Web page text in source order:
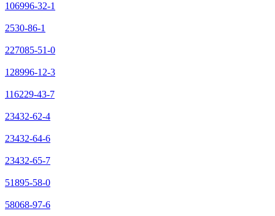
106996-32-1
2530-86-1
227085-51-0
128996-12-3
116229-43-7
23432-62-4
23432-64-6
23432-65-7
51895-58-0
58068-97-6